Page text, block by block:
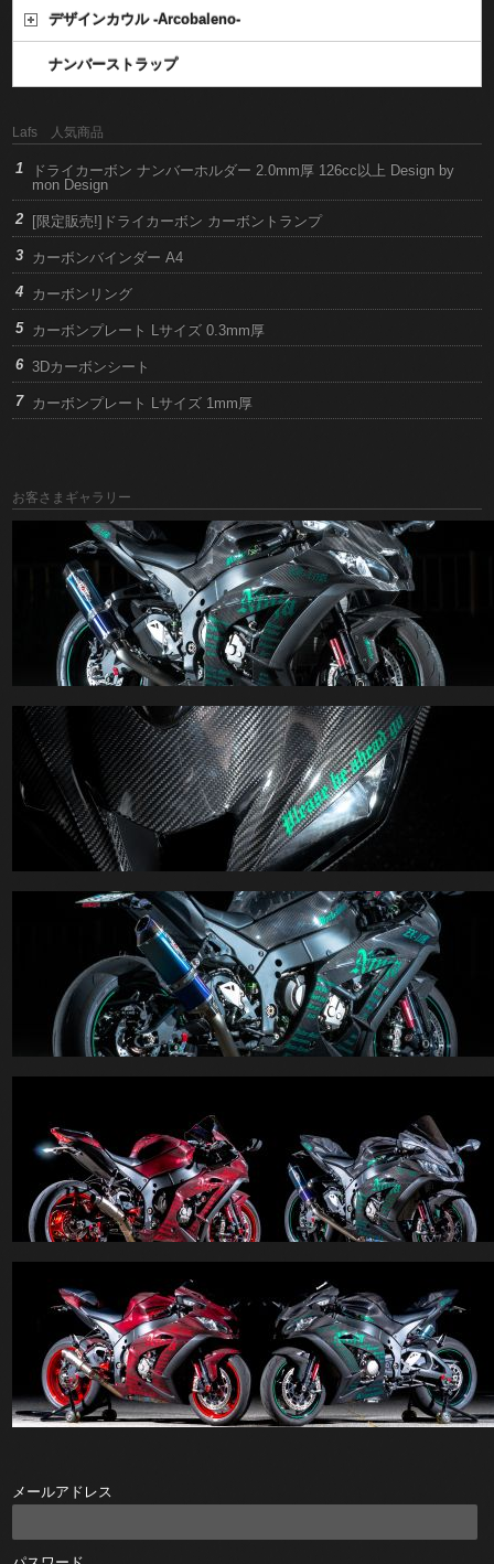
デザインカウル -Arcobaleno-
ナンバーストラップ
Lafs 人気商品
ドライカーボン ナンバーホルダー 2.0mm厚 126cc以上 Design by
mon Design
[限定販売!]ドライカーボン カーボントランプ
カーボンバインダー A4
カーボンリング
カーボンプレート Lサイズ 0.3mm厚
3Dカーボンシート
カーボンプレート Lサイズ 1mm厚
お客さまギャラリー
メールアドレス